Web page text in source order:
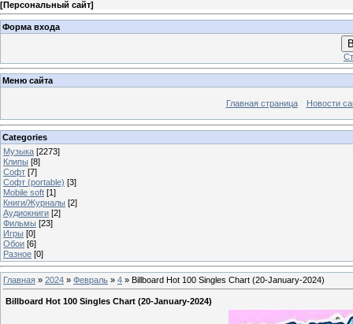
[Персональный сайт]
Форма входа
Меню сайта
Главная страница Новости
Categories
Музыка [2273]
Клипы [8]
Софт [7]
Софт (portable) [3]
Mobile soft [1]
Книги/Журналы [2]
Аудиокниги [2]
Фильмы [23]
Игры [0]
Обои [6]
Разное [0]
Главная » 2024 » Февраль » 4 » Billboard Hot 100 Singles Chart (20-January-2024)
Billboard Hot 100 Singles Chart (20-January-2024)